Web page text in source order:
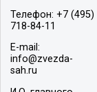
Телефон: +7 (495)
718-84-11
E-mail:
info@zvezda-
sah.ru